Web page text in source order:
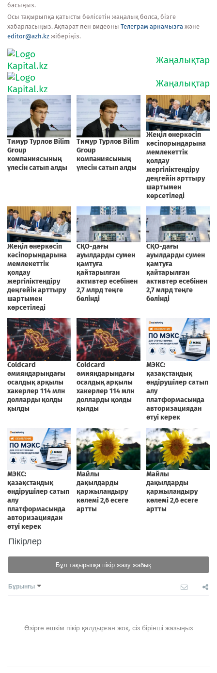
басыңыз.
Осы тақырыпқа қатысты бөлісетін жаңалық болса, бізге
хабарласыңыз. Ақпарат пен видеоны Телеграм арнамызға және
editor@azh.kz жіберіңіз.
Пікірлер
Бұл тақырыпқа пікір жазу жабық
Бұрынғы
Әзірге ешкім пікір қалдырған жоқ, сіз бірінші жазыңыз